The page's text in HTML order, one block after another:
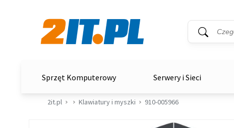
Wyszukiwarka
Słowo kluczowe
Sprzęt Komputerowy Serwery i Sieci
2it.pl Klawiatury i myszki 910-005966